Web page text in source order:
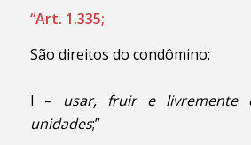
“Art. 1.335;
São direitos do condômino:
I – usar, fruir e livremente
unidades;”